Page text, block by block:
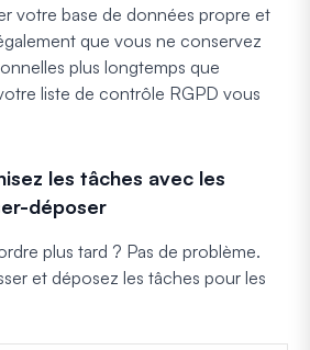
votre base de données propre et
que vous ne conservez
plus longtemps que
liste de contrôle RGPD vous
les tâches avec les
déposer
plus tard ? Pas de problème.
et déposez les tâches pour les